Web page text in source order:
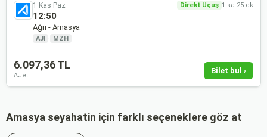
1 Kas Paz Direkt Uçuş 1 sa 25 dk
12:50
Ağrı - Amasya
AJI · MZH
6.097,36 TL
AJet
Bilet bul ›
Amasya seyahatin için farklı seçeneklere göz at